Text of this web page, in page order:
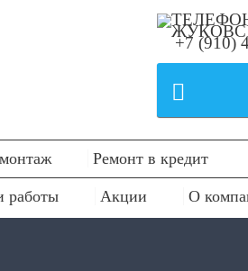
+7 (910)

Ремонт в кредит
работы Акции О